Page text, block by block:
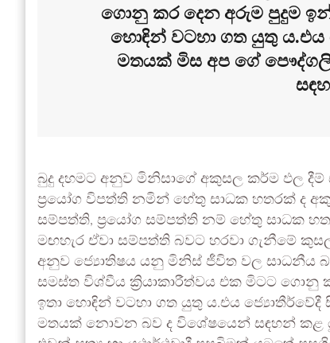
ගොනු කර දෙන අරුම පුදුම
හොඳින් වටහා ගත යුතු ය.එය
මතයක් මිස අප ගේ
බුදු දහමට අනුව මිනිසාගේ අකුසල කර්ම ඵල
ප්‍රයෝග විපත්ති නමින් හේතු සාධක හතරක් ද
සම්පත්ති, ප්‍රයෝග සම්පත්ති නම් හේතු සාධක
මඟහැර ඒවා සම්පත්ති බවට හරවා ගැනීමේ
අනුව ජ්‍යොතිෂය යනු මිනිස් ජීවිත වල සාධනීය
සමස්ත විශ්වීය ක්‍රියාකාරීත්වය එක මිටට ගොනු
ඉතා හොඳින් වටහා ගත යුතු ය.එය
මතයක් නොවන බව ද විශේෂයෙන් සඳහන් කළ